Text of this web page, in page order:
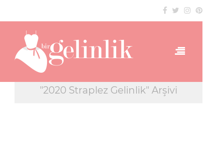
"2020 Straplez Gelinlik" Arşivi